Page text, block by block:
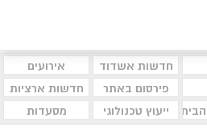
חדשות אשדוד
אירועים
פירסום באתר
חדשות ארציות
ייעוץ טכנולוגי מסעדות